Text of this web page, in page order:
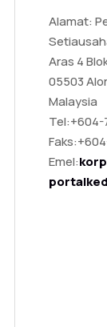
Alamat:
Aras 4
05503
Malaysia
Tel:+604-
Faks:
Emel: